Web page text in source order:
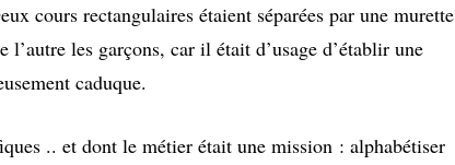
cours rectangulaires étaient séparées par une murette
l’autre les garçons, car il était d’usage d’établir une
caduque.
.. et dont le métier était une mission : alphabétiser